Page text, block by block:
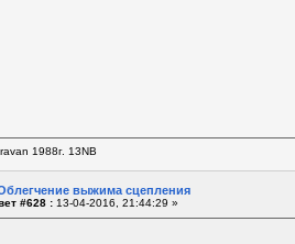
1988г. 13NB
выжима сцепления
#628 : 13-04-2016, 21:44:29 »